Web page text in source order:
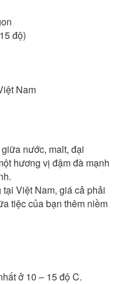
độ)
Nam
nước, malt, đại
hương vị đậm đà mạnh
Việt Nam, giá cả phải
tiệc của bạn thêm niềm
ở 10 – 15 độ C.